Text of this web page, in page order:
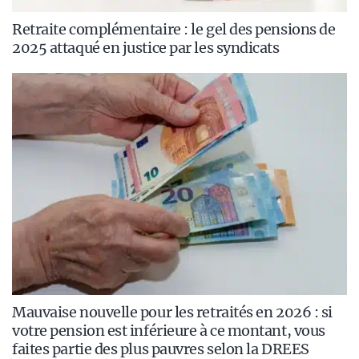
Retraite complémentaire : le gel des pensions de
2025 attaqué en justice par les syndicats
Mauvaise nouvelle pour les retraités en 2026 : si
votre pension est inférieure à ce montant, vous
faites partie des plus pauvres selon la DREES